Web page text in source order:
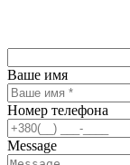
Ваше имя
Номер телефона
Message